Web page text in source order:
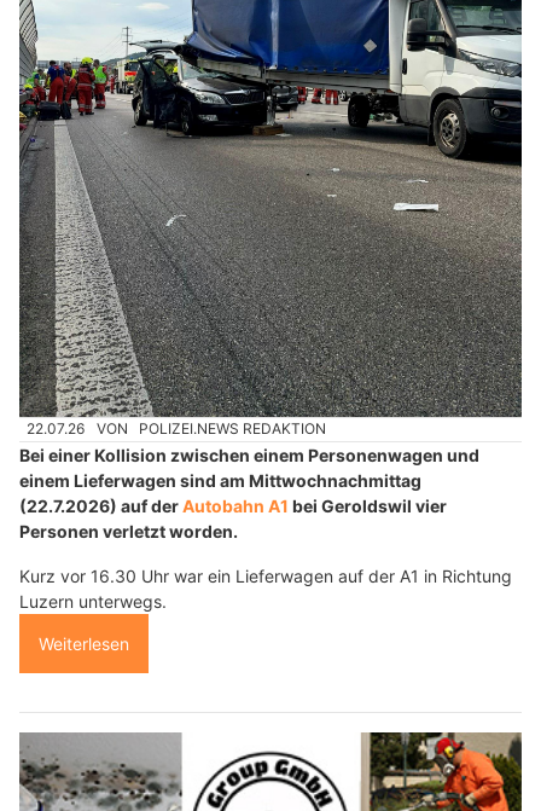
22.07.26 VON POLIZEI.NEWS REDAKTION
Bei einer Kollision zwischen einem Personenwagen und
einem Lieferwagen sind am Mittwochnachmittag
(22.7.2026) auf derAutobahn A1 bei Geroldswil vier
Personen verletzt worden.
Kurz vor 16.30 Uhr war ein Lieferwagen auf der A1 in Richtung
Luzern unterwegs.
Weiterlesen